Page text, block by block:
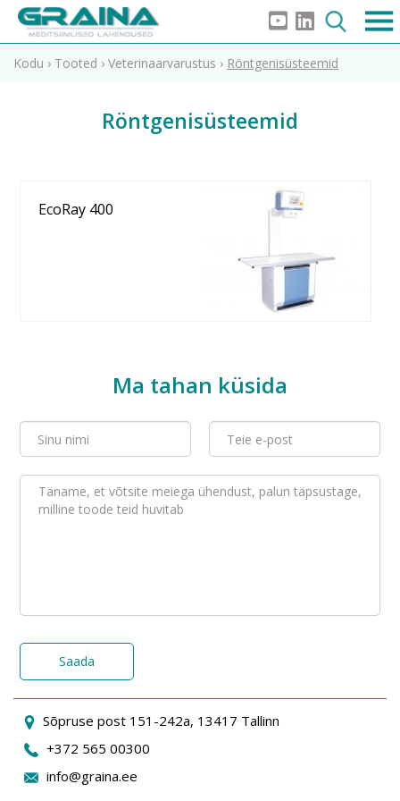
Kodu › Tooted › Veterinaarvarustus › Röntgenisüsteemid
Röntgenisüsteemid
EcoRay 400
Ma tahan küsida
Saada
Sõpruse post 151-242a, 13417 Tallinn
+372 565 00300
info@graina.ee